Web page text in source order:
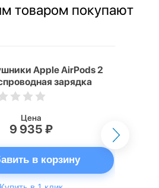
товаром покупают
Apple AirPods 2
зарядка
Цена
9 935 ₽
в корзину